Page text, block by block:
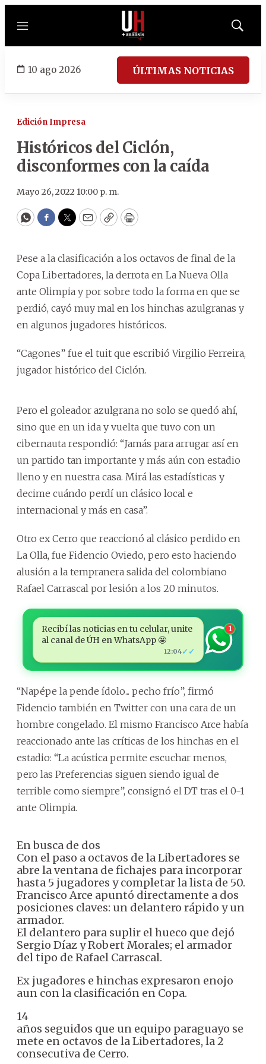
Menú
Mostrar
10 ago 2026 ÚLTIMAS NOTICIAS
Edición Impresa
Históricos del Ciclón,
disconformes con la caída
Mayo 26, 2022 10:00 p. m.
WhatsApp
Facebook
Twitter
EmailCopyPrint
Pese a la clasificación a los octavos de final de la
Copa Libertadores, la derrota en La Nueva Olla
ante Olimpia y por sobre todo la forma en que se
perdió, cayó muy mal en los hinchas azulgranas y
en algunos jugadores históricos.
“Cagones” fue el tuit que escribió Virgilio Ferreira,
jugador histórico del Ciclón.
Pero el goleador azulgrana no solo se quedó ahí,
sino que en un ida y vuelta que tuvo con un
cibernauta respondió: “Jamás para arrugar así en
un partido tan importante y más aún con estadio
lleno y en nuestra casa. Mirá las estadísticas y
decime cuándo perdí un clásico local e
internacional y más en casa”.
Otro ex Cerro que reaccionó al clásico perdido en
La Olla, fue Fidencio Oviedo, pero esto haciendo
alusión a la tempranera salida del colombiano
Rafael Carrascal por lesión a los 20 minutos.
Recibí las noticias en tu celular, unite
al canal de ÚH en WhatsApp 🤩
12:04✓✓
1
“Napépe la pende ídolo... pecho frío”, firmó
Fidencio también en Twitter con una cara de un
hombre congelado. El mismo Francisco Arce había
reaccionado ante las críticas de los hinchas en el
estadio: “La acústica permite escuchar menos,
pero las Preferencias siguen siendo igual de
terrible como siempre”, consignó el DT tras el 0-1
ante Olimpia.
En busca de dos
Con el paso a octavos de la Libertadores se
abre la ventana de fichajes para incorporar
hasta 5 jugadores y completar la lista de 50.
Francisco Arce apuntó directamente a dos
posiciones claves: un delantero rápido y un
armador.
El delantero para suplir el hueco que dejó
Sergio Díaz y Robert Morales; el armador
del tipo de Rafael Carrascal.
Ex jugadores e hinchas expresaron enojo
aun con la clasificación en Copa.
14
años seguidos que un equipo paraguayo se
mete en octavos de la Libertadores, la 2
consecutiva de Cerro.